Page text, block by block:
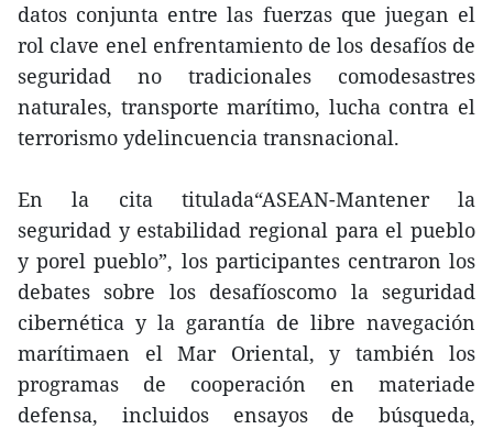
datos conjunta entre las fuerzas que juegan el
rol clave enel enfrentamiento de los desafíos de
seguridad no tradicionales comodesastres
naturales, transporte marítimo, lucha contra el
terrorismo ydelincuencia transnacional.
En la cita titulada“ASEAN-Mantener la
seguridad y estabilidad regional para el pueblo
y porel pueblo”, los participantes centraron los
debates sobre los desafíoscomo la seguridad
cibernética y la garantía de libre navegación
marítimaen el Mar Oriental, y también los
programas de cooperación en materiade
defensa, incluidos ensayos de búsqueda,